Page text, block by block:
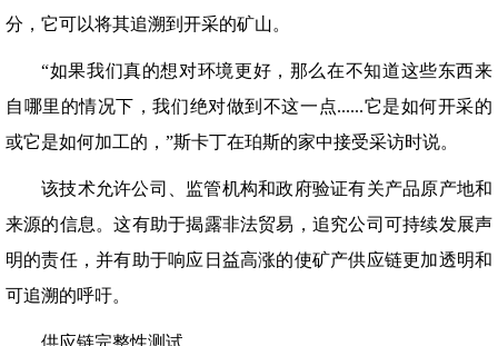
分，它可以将其追溯到开采的矿山。
“如果我们真的想对环境更好，那么在不知道这些东西来
自哪里的情况下，我们绝对做到不这一点......它是如何开采的
或它是如何加工的，”斯卡丁在珀斯的家中接受采访时说。
该技术允许公司、监管机构和政府验证有关产品原产地和
来源的信息。这有助于揭露非法贸易，追究公司可持续发展声
明的责任，并有助于响应日益高涨的使矿产供应链更加透明和
可追溯的呼吁。